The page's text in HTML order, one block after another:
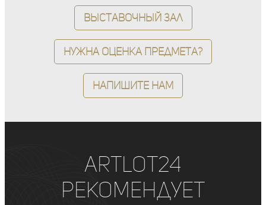
Выставочный зал
Нужна оценка предмета?
Напишите нам
ArtLot24
рекомендует